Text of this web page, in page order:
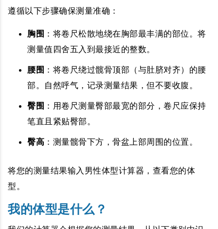
遵循以下步骤确保测量准确：
胸围 ：将卷尺松散地绕在胸部最丰满的部位。将
测量值四舍五入到最接近的整数。
腰围 ：将卷尺绕过髋骨顶部（与肚脐对齐）的腰
部。自然呼气，记录测量结果，但不要收腹。
臀围 ：用卷尺测量臀部最宽的部分，卷尺应保持
笔直且紧贴臀部。
臀高 ：测量髋骨下方，骨盆上部周围的位置。
将您的测量结果输入男性体型计算器，查看您的体
型。
我的体型是什么？